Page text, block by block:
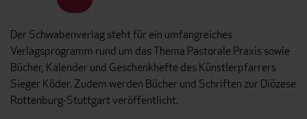
Der Schwabenverlag steht für ein umfangreiches
Verlagsprogramm rund um das Thema Pastorale Praxis sowie
Bücher, Kalender und Geschenkhefte des Künstlerpfarrers
Sieger Köder. Zudem werden Bücher und Schriften zur Diözese
Rottenburg-Stuttgart veröffentlicht.